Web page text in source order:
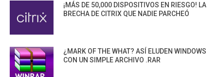
¡MÁS DE 50,000 DISPOSITIVOS EN RIESGO! LA
BRECHA DE CITRIX QUE NADIE PARCHEÓ
¿MARK OF THE WHAT? ASÍ ELUDEN WINDOWS
CON UN SIMPLE ARCHIVO .RAR